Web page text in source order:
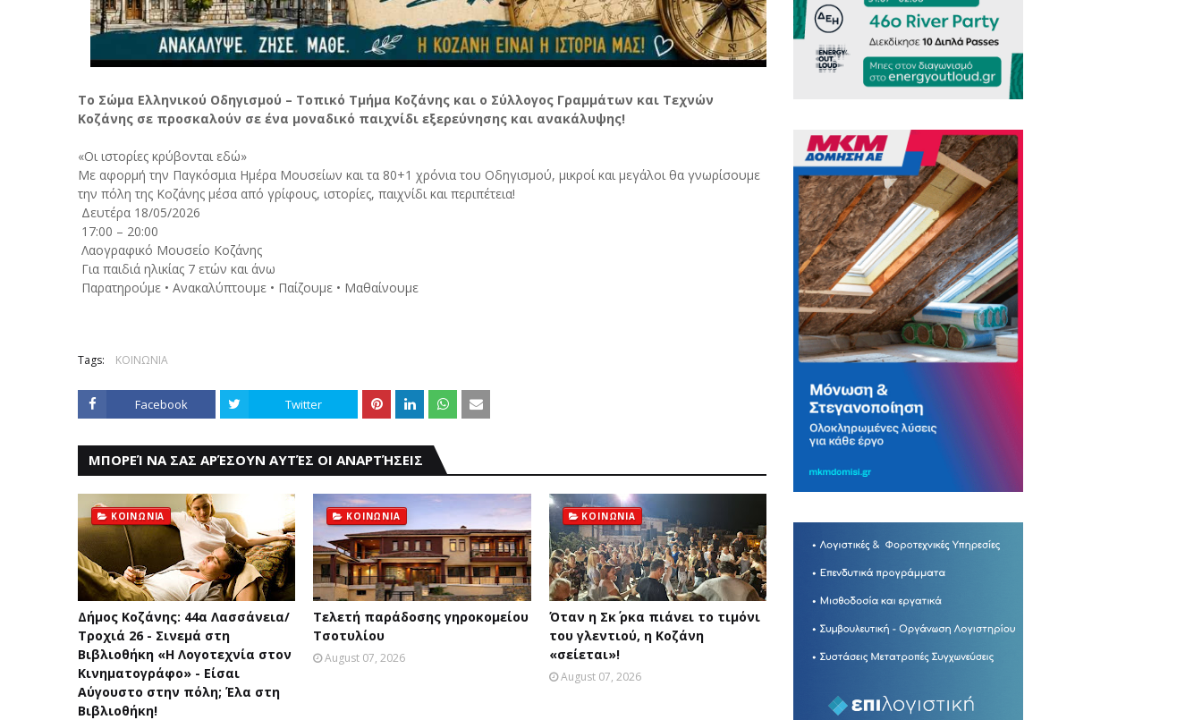
Το Σώμα Ελληνικού Οδηγισμού – Τοπικό Τμήμα Κοζάνης και ο Σύλλογος Γραμμάτων και Τεχνών
Κοζάνης σε προσκαλούν σε ένα μοναδικό παιχνίδι εξερεύνησης και ανακάλυψης!
«Οι ιστορίες κρύβονται εδώ»
Με αφορμή την Παγκόσμια Ημέρα Μουσείων και τα 80+1 χρόνια του Οδηγισμού, μικροί και μεγάλοι θα γνωρίσουμε
την πόλη της Κοζάνης μέσα από γρίφους, ιστορίες, παιχνίδι και περιπέτεια!
Δευτέρα 18/05/2026
17:00 – 20:00
Λαογραφικό Μουσείο Κοζάνης
Για παιδιά ηλικίας 7 ετών και άνω
Παρατηρούμε • Ανακαλύπτουμε • Παίζουμε • Μαθαίνουμε
Tags: ΚΟΙΝΩΝΙΑ
Facebook Twitter
ΜΠΟΡΕΊ ΝΑ ΣΑΣ ΑΡΈΣΟΥΝ ΑΥΤΈΣ ΟΙ ΑΝΑΡΤΉΣΕΙΣ
ΚΟΙΝΩΝΙΑ
Δήμος Κοζάνης: 44α Λασσάνεια/
Τροχιά 26 - Σινεμά στη
Βιβλιοθήκη «Η Λογοτεχνία στον
Κινηματογράφο» - Είσαι
Αύγουστο στην πόλη; Έλα στη
Βιβλιοθήκη!
ΚΟΙΝΩΝΙΑ
Τελετή παράδοσης γηροκομείου
Τσοτυλίου
August 07, 2026
ΚΟΙΝΩΝΙΑ
Όταν η Σκ΄ ρκα πιάνει το τιμόνι
του γλεντιού, η Κοζάνη
«σείεται»!
August 07, 2026